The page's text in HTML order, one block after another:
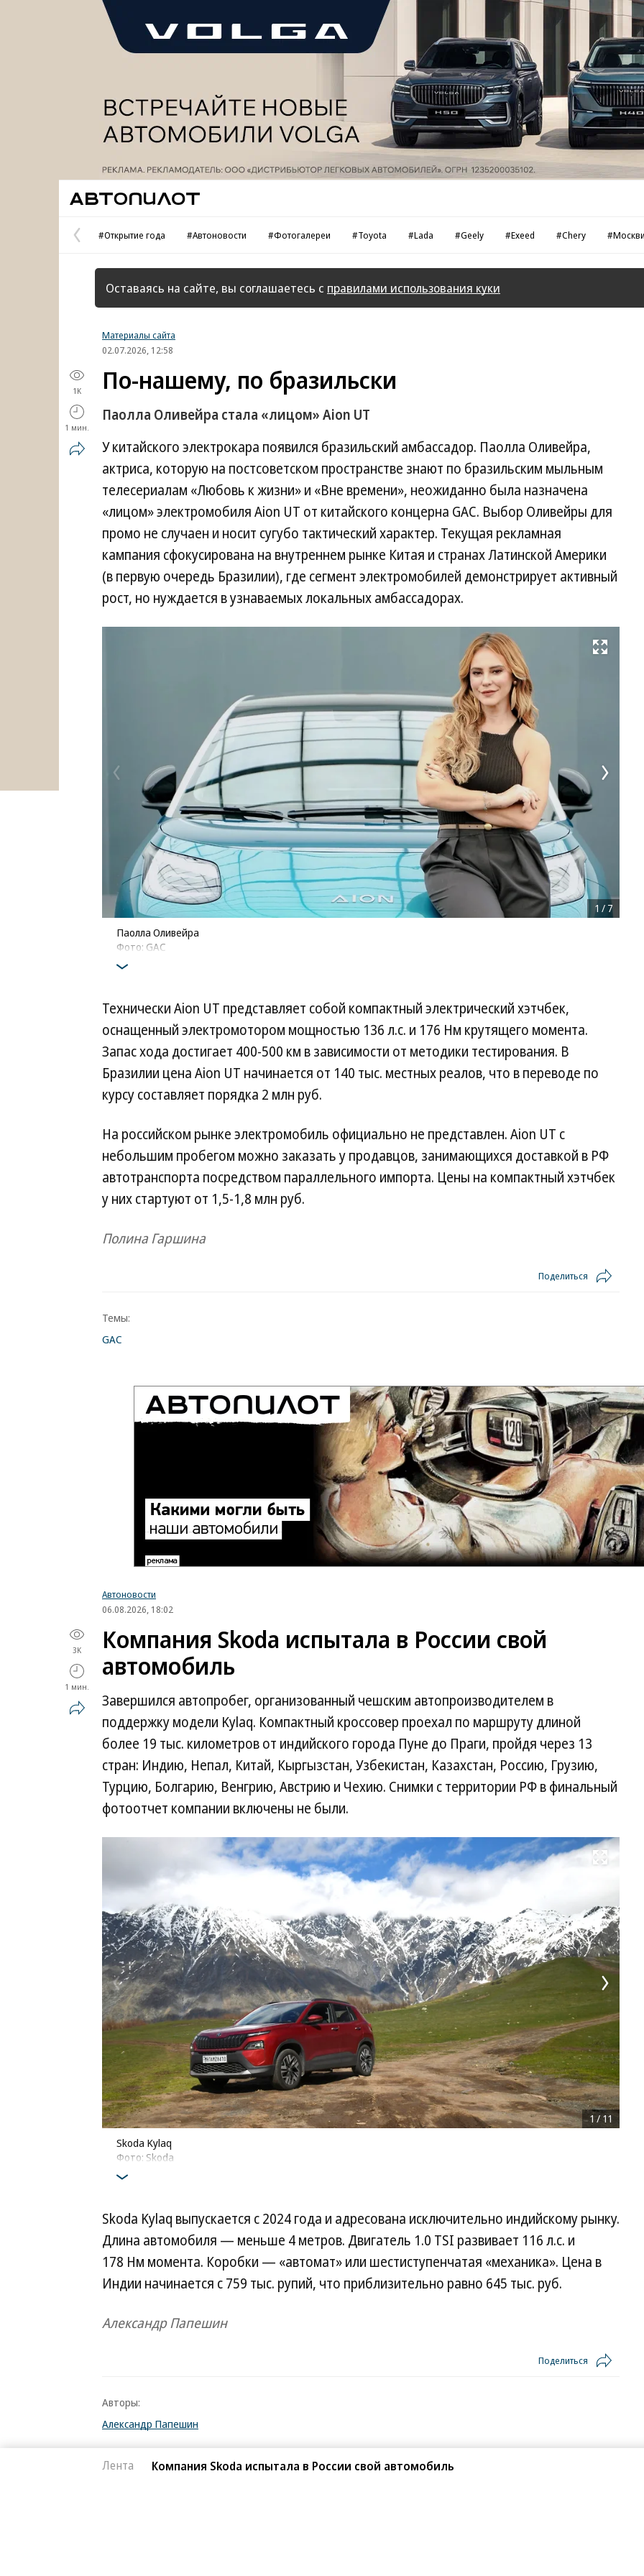
Предыдущая
страница
#Открытие года #Автоновости #Фотогалереи #Toyota #Lada #Geely #Exeed #Chery
Оставаясь на сайте, вы соглашаетесь с правилами использования куки
Материалы сайта
02.07.2026, 12:58
1K
1 мин.
По-нашему, по бразильски
Паолла Оливейра стала «лицом» Aion UT
У китайского электрокара появился бразильский амбассадор. Паолла Оливейра,
актриса, которую на постсоветском пространстве знают по бразильским мыльным
телесериалам «Любовь к жизни» и «Вне времени», неожиданно была назначена
«лицом» электромобиля Aion UT от китайского концерна GAC. Выбор Оливейры для
промо не случаен и носит сугубо тактический характер. Текущая рекламная
кампания сфокусирована на внутреннем рынке Китая и странах Латинской Америки
(в первую очередь Бразилии), где сегмент электромобилей демонстрирует активный
рост, но нуждается в узнаваемых локальных амбассадорах.
Развернуть на весь экран
Паолла Оливейра
Фото: GAC
1 / 7
Технически Aion UT представляет собой компактный электрический хэтчбек,
оснащенный электромотором мощностью 136 л.с. и 176 Нм крутящего момента.
Запас хода достигает 400-500 км в зависимости от методики тестирования. В
Бразилии цена Aion UT начинается от 140 тыс. местных реалов, что в переводе по
курсу составляет порядка 2 млн руб.
На российском рынке электромобиль официально не представлен. Aion UT с
небольшим пробегом можно заказать у продавцов, занимающихся доставкой в РФ
автотранспорта посредством параллельного импорта. Цены на компактный хэтчбек
у них стартуют от 1,5-1,8 млн руб.
Полина Гаршина
Поделиться
Темы:
GAC
Автоновости
06.08.2026, 18:02
3K
1 мин.
Компания Skoda испытала в России свой
автомобиль
Завершился автопробег, организованный чешским автопроизводителем в
поддержку модели Kylaq. Компактный кроссовер проехал по маршруту длиной
более 19 тыс. километров от индийского города Пуне до Праги, пройдя через 13
стран: Индию, Непал, Китай, Кыргызстан, Узбекистан, Казахстан, Россию, Грузию,
Турцию, Болгарию, Венгрию, Австрию и Чехию. Снимки с территории РФ в финальный
фотоотчет компании включены не были.
Развернуть на весь экран
Skoda Kylaq
Фото: Skoda
1/ 11
Skoda Kylaq выпускается с 2024 года и адресована исключительно индийскому рынку.
Длина автомобиля — меньше 4 метров. Двигатель 1.0 TSI развивает 116 л.с. и
178 Нм момента. Коробки — «автомат» или шестиступенчатая «механика». Цена в
Индии начинается с 759 тыс. рупий, что приблизительно равно 645 тыс. руб.
Александр Папешин
Поделиться
Авторы:
Александр Папешин
Темы:
Skoda
Лента Компания Skoda испытала в России свой автомобиль